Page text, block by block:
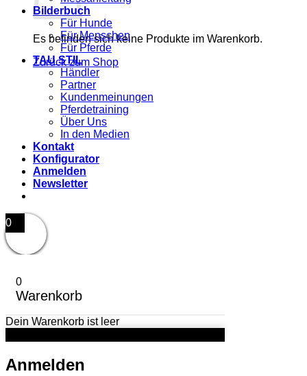
Es befinden sich keine Produkte im Warenkorb.
Zurück zum Shop
Bilderbuch
Für Hunde
Für Menschen
Für Pferde
TAU STIL
Händler
Partner
Kundenmeinungen
Pferdetraining
Über Uns
In den Medien
Kontakt
Konfigurator
Anmelden
Newsletter
0
0
Warenkorb
Dein Warenkorb ist leer
Anmelden